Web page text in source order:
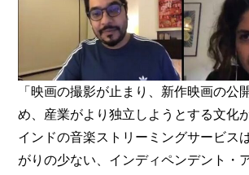
「映画の撮影が止まり、新作映画の公
め、産業がより独立しようとする文化
インドの音楽ストリーミングサービス
がりの少ない、インディペンデント・